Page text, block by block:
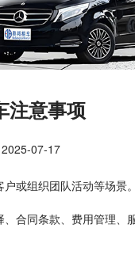
注意事项
07-17
或组织团队活动等场景
合同条款、费用管理、